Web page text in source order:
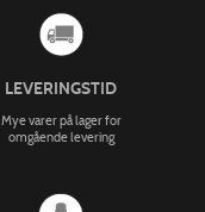
LEVERINGSTID
Mye varer på lager for
omgående levering